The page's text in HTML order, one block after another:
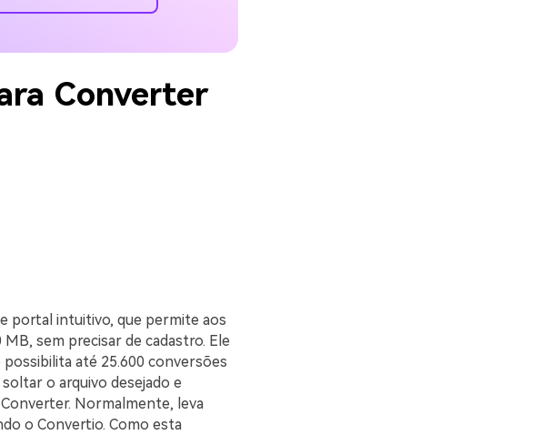
Converter
portal intuitivo, que permite aos
sem precisar de cadastro. Ele
até 25.600 conversões
o arquivo desejado e
Normalmente, leva
o Convertio. Como esta